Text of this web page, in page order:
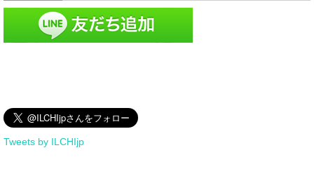
Tweets by ILCHIjp